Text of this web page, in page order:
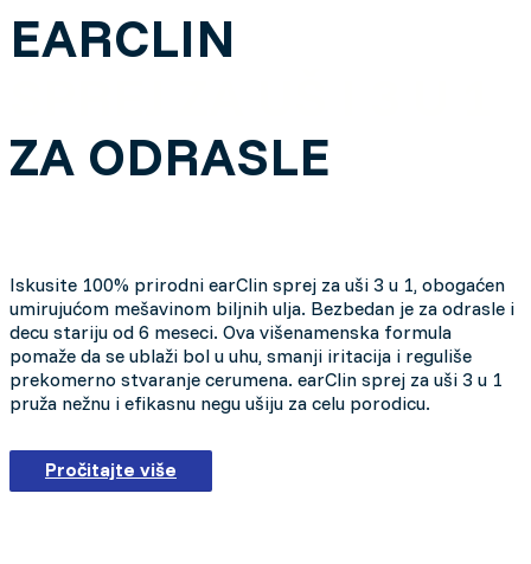
EARCLIN
ZA ODRASLE
Iskusite 100% prirodni earClin sprej za uši 3 u 1, obogaćen
umirujućom mešavinom biljnih ulja. Bezbedan je za odrasle i
decu stariju od 6 meseci. Ova višenamenska formula
pomaže da se ublaži bol u uhu, smanji iritacija i reguliše
prekomerno stvaranje cerumena. earClin sprej za uši 3 u 1
pruža nežnu i efikasnu negu ušiju za celu porodicu.
Pročitajte više